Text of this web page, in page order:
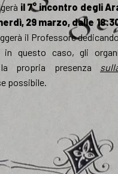
il 7° incontro degli
29 marzo, dalle
il Professore
in questo caso, gli
propria presenza
possibile.